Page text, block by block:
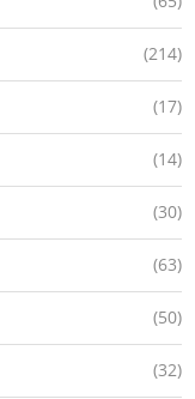
(214)
(17)
(14)
(30)
(63)
(50)
(32)